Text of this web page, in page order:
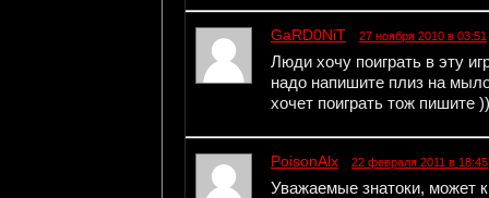
GaRD0NiT 27 ноября 2010 в 03:51
Люди хочу поиграть в эту
надо напишите плиз на
хочет поиграть тож пишите
PoisonAlx 22 февраля 2011 в 18:45
Уважаемые знатоки, может